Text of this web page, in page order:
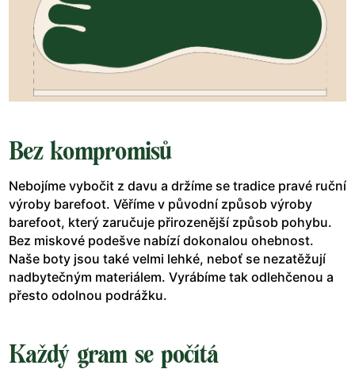
Bez kompromisů
Nebojíme vybočit z davu a držíme se tradice pravé ruční
výroby barefoot. Věříme v původní způsob výroby
barefoot, který zaručuje přirozenější způsob pohybu.
Bez miskové podešve nabízí dokonalou ohebnost.
Naše boty jsou také velmi lehké, neboť se nezatěžují
nadbytečným materiálem. Vyrábíme tak odlehčenou a
přesto odolnou podrážku.
Každý gram se počítá